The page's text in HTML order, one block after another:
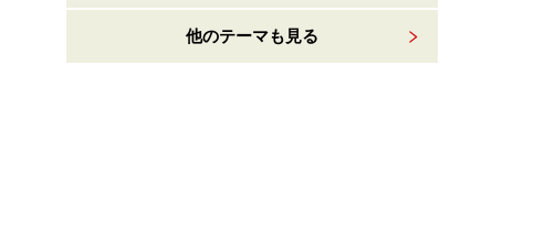
他のテーマも見る